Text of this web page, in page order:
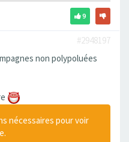
9
#2948197
non polypoluées
nécessaires pour voir